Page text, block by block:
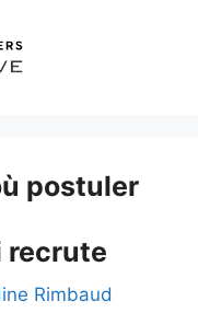
postuler
recrute
Rimbaud